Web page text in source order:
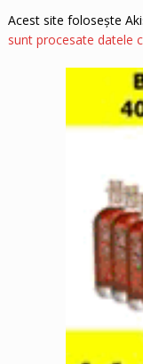
Acest site folosește
sunt procesate datele